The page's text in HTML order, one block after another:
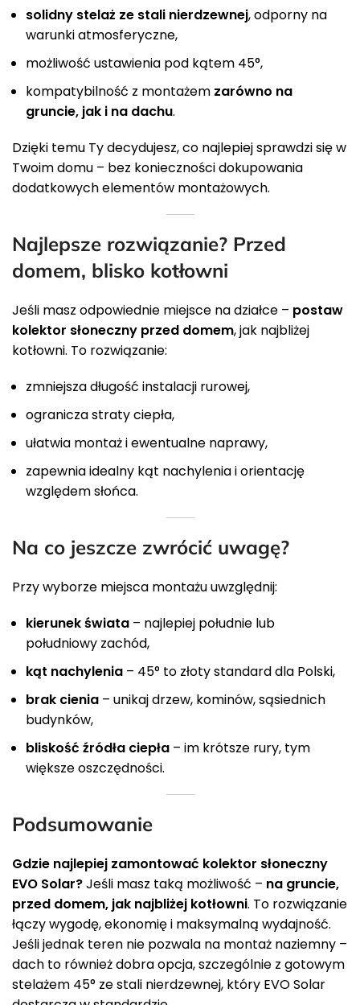
solidny stelaż ze stali nierdzewnej, odporny na
warunki atmosferyczne,
możliwość ustawienia pod kątem 45°,
kompatybilność z montażem zarówno na
gruncie, jak i na dachu.
Dzięki temu Ty decydujesz, co najlepiej sprawdzi się w
Twoim domu – bez konieczności dokupowania
dodatkowych elementów montażowych.
Najlepsze rozwiązanie? Przed
domem, blisko kotłowni
Jeśli masz odpowiednie miejsce na działce – postaw
kolektor słoneczny przed domem, jak najbliżej
kotłowni. To rozwiązanie:
zmniejsza długość instalacji rurowej,
ogranicza straty ciepła,
ułatwia montaż i ewentualne naprawy,
zapewnia idealny kąt nachylenia i orientację
względem słońca.
Na co jeszcze zwrócić uwagę?
Przy wyborze miejsca montażu uwzględnij:
kierunek świata – najlepiej południe lub
południowy zachód,
kąt nachylenia – 45° to złoty standard dla Polski,
brak cienia – unikaj drzew, kominów, sąsiednich
budynków,
bliskość źródła ciepła – im krótsze rury, tym
większe oszczędności.
Podsumowanie
Gdzie najlepiej zamontować kolektor słoneczny
EVO Solar?Jeśli masz taką możliwość – na gruncie,
przed domem, jak najbliżej kotłowni. To rozwiązanie
łączy wygodę, ekonomię i maksymalną wydajność.
Jeśli jednak teren nie pozwala na montaż naziemny –
dach to również dobra opcja, szczególnie z gotowym
stelażem 45° ze stali nierdzewnej, który EVO Solar